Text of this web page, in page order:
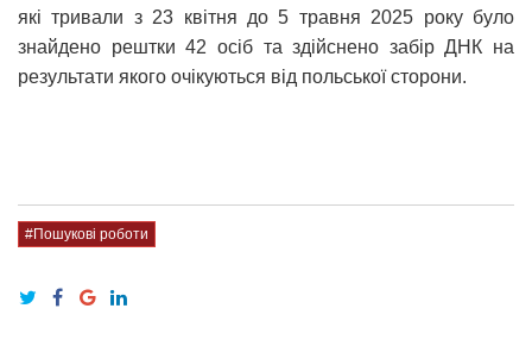
які тривали з 23 квітня до 5 травня 2025 року було
знайдено рештки 42 осіб та здійснено забір ДНК на
результати якого очікуються від польської сторони.
#Пошукові роботи